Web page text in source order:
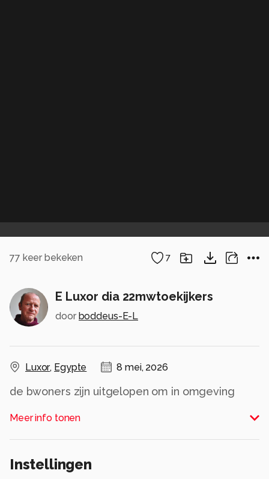
77 keer bekeken 7
E Luxor dia 22mwtoekijkers
door boddeus-E-L
Luxor, Egypte 8 mei, 2026
de bwoners zijn uitgelopen om in omgeving
werken vaak als hulp bij de onvoltooide
opgravingen let op de kwaliteit vd muren
Alle rechten voorbehouden
Meer info tonen
Instellingen